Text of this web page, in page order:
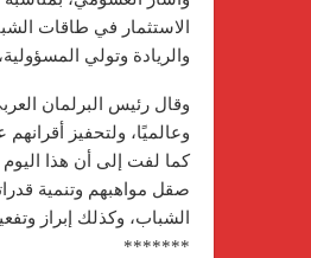
الاستثمار في طاقات
والريادة وتولي
وقال رئيس البرلمان
وعالميًا، ولتحفيز
كما لفت إلى أن هذا اليوم
صقل مواهبهم وتنمية
الشباب، وكذلك إبراز
*******